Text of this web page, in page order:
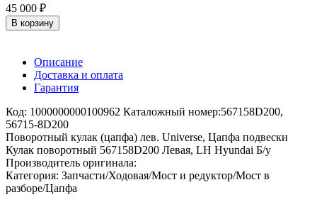
45 000 ₽
В корзину
Описание
Доставка и оплата
Гарантия
Код: 1000000000100962 Каталожный номер:567158D200,
56715-8D200
Поворотный кулак (цапфа) лев. Universe, Цапфа подвески
Кулак поворотный 567158D200 Левая, LH Hyundai Б/у
Производитель оригинала:
Категория: Запчасти/Ходовая/Мост и редуктор/Мост в
разборе/Цапфа